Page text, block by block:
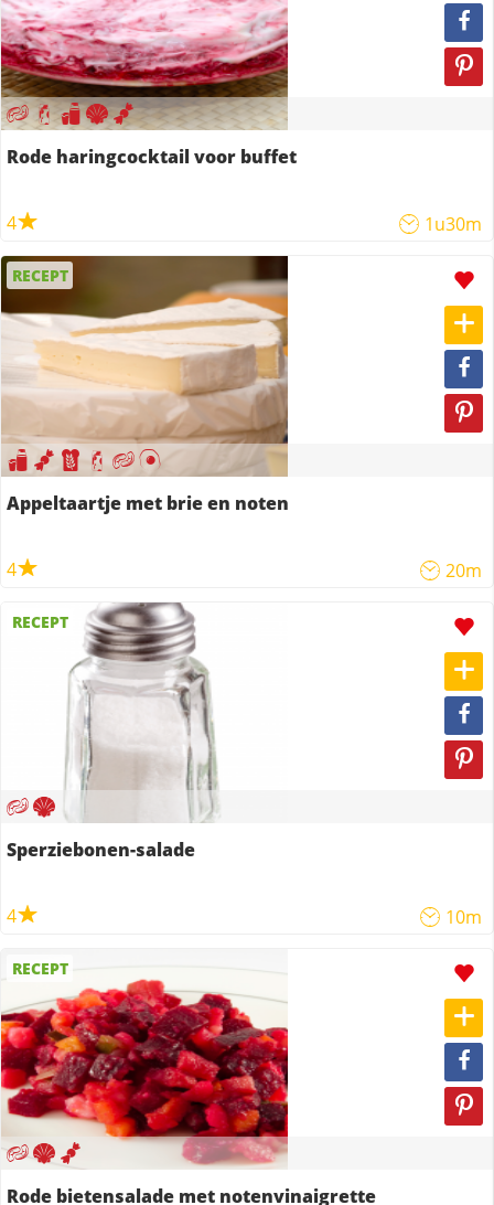
Rode haringcocktail voor buffet
4 1u30m
RECEPT
Appeltaartje met brie en noten
4 20m
RECEPT
Sperziebonen-salade
4 10m
RECEPT
Rode bietensalade met notenvinaigrette